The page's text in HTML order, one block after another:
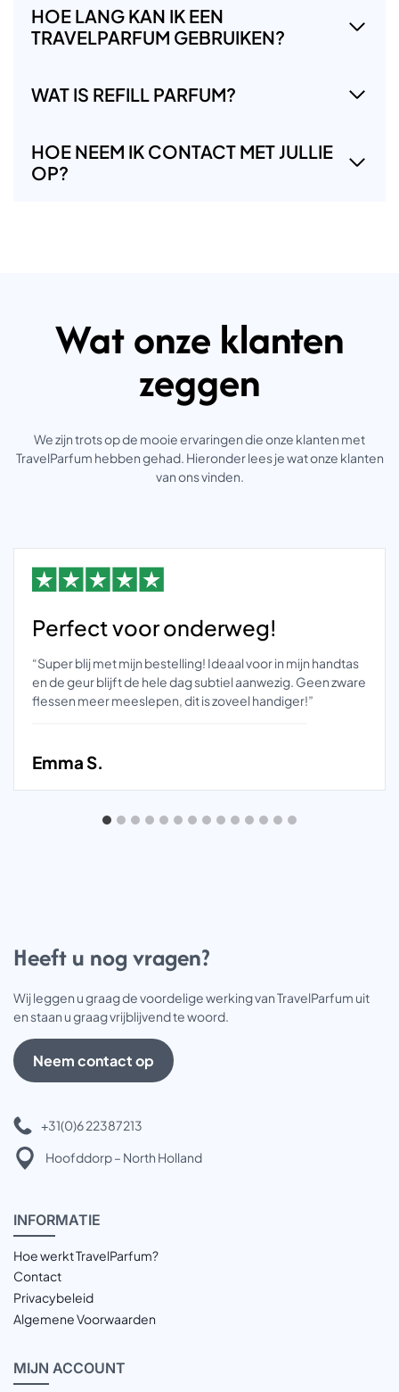
HOE LANG KAN IK EEN
TRAVELPARFUM GEBRUIKEN?
WAT IS REFILL PARFUM?
HOE NEEM IK CONTACT MET JULLIE
OP?
Wat onze klanten
zeggen
We zijn trots op de mooie ervaringen die onze klanten met
TravelParfum hebben gehad. Hieronder lees je wat onze klanten
van ons vinden.
Perfect voor onderweg!
“Super blij met mijn bestelling! Ideaal voor in mijn handtas
en de geur blijft de hele dag subtiel aanwezig. Geen zware
flessen meer meeslepen, dit is zoveel handiger!”
Emma S.
Heeft u nog vragen?
Wij leggen u graag de voordelige werking van TravelParfum uit
en staan u graag vrijblijvend te woord.
Neem contact op
+31(0)6 22387213
Hoofddorp – North Holland
INFORMATIE
Hoe werkt TravelParfum?
Contact
Privacybeleid
Algemene Voorwaarden
MIJN ACCOUNT